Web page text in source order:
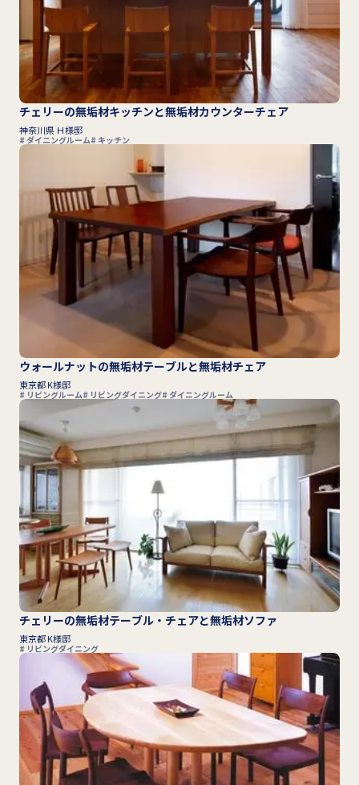
チェリーの無垢材キッチンと無垢材カウンターチェア
神奈川県 Ｈ様邸
ダイニングルーム キッチン
ウォールナットの無垢材テーブルと無垢材チェア
東京都 K様邸
リビングルーム リビングダイニング ダイニングルーム
チェリーの無垢材テーブル・チェアと無垢材ソファ
東京都 K様邸
リビングダイニング